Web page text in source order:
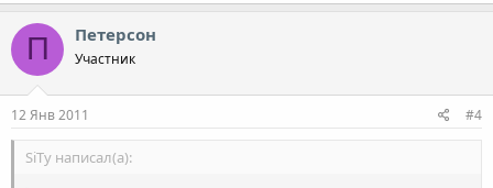
П Петерсон
Участник
12 Янв 2011 #4
SiTy написал(а):